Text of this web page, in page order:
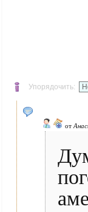
Упорядочить:
от